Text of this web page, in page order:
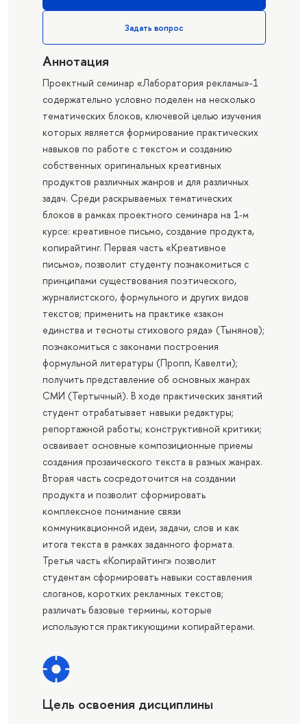
Задать вопрос
Аннотация
Проектный семинар «Лаборатория рекламы»-1
содержательно условно поделен на несколько
тематических блоков, ключевой целью изучения
которых является формирование практических
навыков по работе с текстом и созданию
собственных оригинальных креативных
продуктов различных жанров и для различных
задач. Среди раскрываемых тематических
блоков в рамках проектного семинара на 1-м
курсе: креативное письмо, создание продукта,
копирайтинг. Первая часть «Креативное
письмо», позволит студенту познакомиться с
принципами существования поэтического,
журналистского, формульного и других видов
текстов; применить на практике «закон
единства и тесноты стихового ряда» (Тынянов);
познакомиться с законами построения
формульной литературы (Пропп, Кавелти);
получить представление об основных жанрах
СМИ (Тертычный). В ходе практических занятий
студент отрабатывает навыки редактуры;
репортажной работы; конструктивной критики;
осваивает основные композиционные приемы
создания прозаического текста в разных жанрах.
Вторая часть сосредоточится на создании
продукта и позволит сформировать
комплексное понимание связи
коммуникационной идеи, задачи, слов и как
итога текста в рамках заданного формата.
Третья часть «Копирайтинг» позволит
студентам сформировать навыки составления
слоганов, коротких рекламных текстов;
различать базовые термины, которые
используются практикующими копирайтерами.
Цель освоения дисциплины